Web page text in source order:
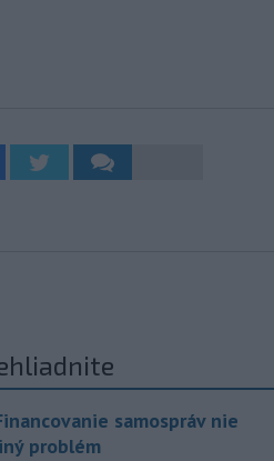
samospráv nie
problém